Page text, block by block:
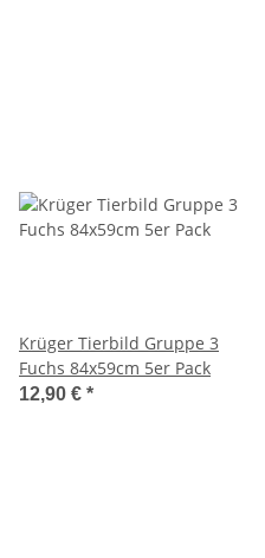
Krüger Tierbild Gruppe 3
Fuchs 84x59cm 5er Pack
12,90 € *